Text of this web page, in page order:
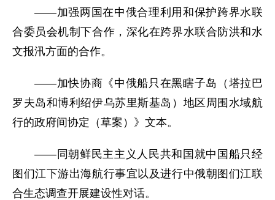
——加强两国在中俄合理利用和保护跨界水联
合委员会机制下合作，深化在跨界水联合防洪和水
文报汛方面的合作。
——加快协商《中俄船只在黑瞎子岛（塔拉巴
罗夫岛和博利绍伊乌苏里斯基岛）地区周围水域航
行的政府间协定（草案）》文本。
——同朝鲜民主主义人民共和国就中国船只经
图们江下游出海航行事宜以及进行中俄朝图们江联
合生态调查开展建设性对话。